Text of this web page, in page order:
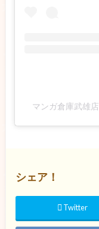
マンガ倉庫武雄
シェア！
Twitter